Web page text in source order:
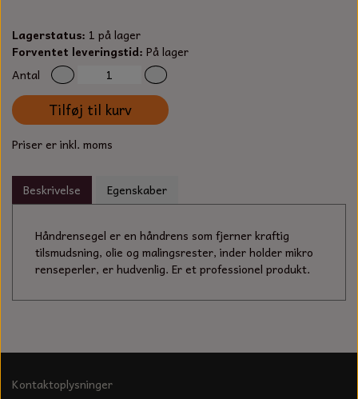
SORTIMENT
FORANKRING
DYBEL
OLIE TIL SMÅMOTORER & HAVEMASKINER
TÆNDRØR
BENSINSLANGE OG FILTRE
STARTSNOR OG TILBEHØR
UNIVERSAL KABLER OG TILBEHØR
KÆDER TIL MOTORSAV
KLINGSPOR
GAVEKORT
BATTERILADEAPPARAT
KNIVE OG TILBEHØR
ARBEJDSLYS
VÆRKTØJSSÆT
FEDTPRESSER
Lagerstatus: 1 på lager
Forventet leveringstid: På lager
Antal
Tilføj til kurv
Priser er inkl. moms
Beskrivelse Egenskaber
Håndrensegel er en håndrens som fjerner kraftig
tilsmudsning, olie og malingsrester, inder holder mikro
renseperler, er hudvenlig. Er et professionel produkt.
Kontaktoplysninger